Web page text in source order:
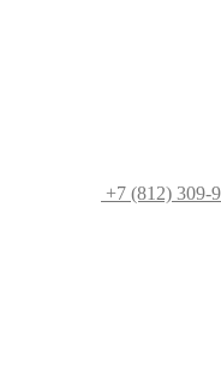
+7 (812) 309-